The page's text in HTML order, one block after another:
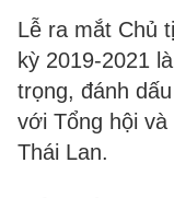
Lễ ra mắt Chủ
kỳ 2019-2021
trọng, đánh
với Tổng hội
Thái Lan.